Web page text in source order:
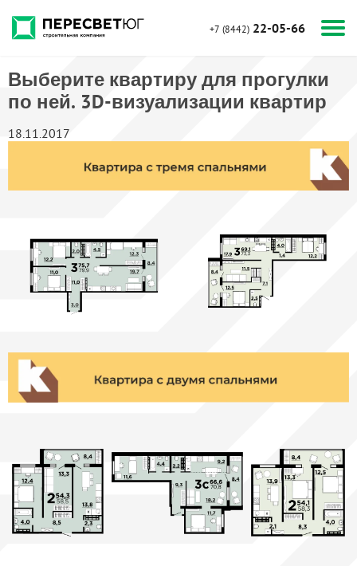
+7 (8442) 22-05-66
Выберите квартиру для прогулки
по ней. 3D-визуализации квартир
18.11.2017